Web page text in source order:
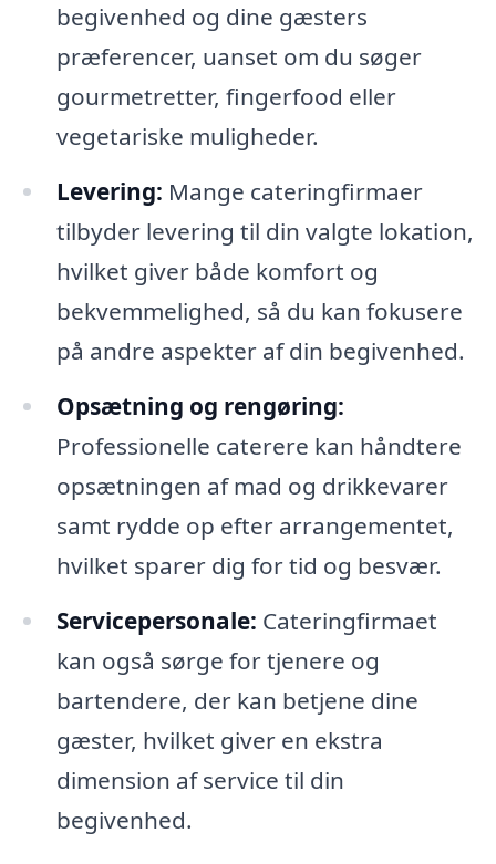
begivenhed og dine gæsters
præferencer, uanset om du søger
gourmetretter, fingerfood eller
vegetariske muligheder.
Levering: Mange cateringfirmaer
tilbyder levering til din valgte lokation,
hvilket giver både komfort og
bekvemmelighed, så du kan fokusere
på andre aspekter af din begivenhed.
Opsætning og rengøring:
Professionelle caterere kan håndtere
opsætningen af mad og drikkevarer
samt rydde op efter arrangementet,
hvilket sparer dig for tid og besvær.
Servicepersonale: Cateringfirmaet
kan også sørge for tjenere og
bartendere, der kan betjene dine
gæster, hvilket giver en ekstra
dimension af service til din
begivenhed.